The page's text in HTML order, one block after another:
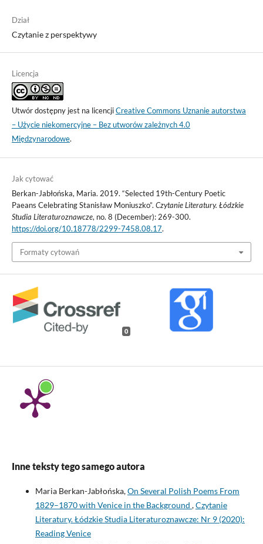
Dział
Czytanie z perspektywy
Licencja
Utwór dostępny jest na licencjiCreative Commons Uznanie autorstwa
– Użycie niekomercyjne – Bez utworów zależnych 4.0
Międzynarodowe.
Jak cytować
Berkan-Jabłońska, Maria. 2019. “Selected 19th-Century Poetic
Paeans Celebrating Stanisław Moniuszko”. Czytanie Literatury. Łódzkie
Studia Literaturoznawcze, no. 8 (December): 269-300.
https://doi.org/10.18778/2299-7458.08.17.
Formaty cytowań
0
Inne teksty tego samego autora
Maria Berkan-Jabłońska,On Several Polish Poems From
1829–1870 with Venice in the Background ,Czytanie
Literatury. Łódzkie Studia Literaturoznawcze: Nr 9 (2020):
Reading Venice